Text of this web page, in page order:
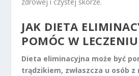
JAK DIETA
POMÓC W
Dieta eliminacyjna może być
trądzikiem, zwłaszcza u osób